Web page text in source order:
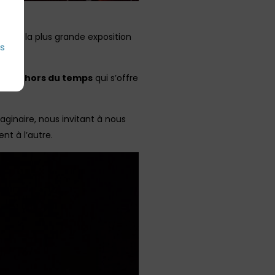
la plus grande exposition
hors du temps qui s’offre
nous invitant à nous
à l’autre.